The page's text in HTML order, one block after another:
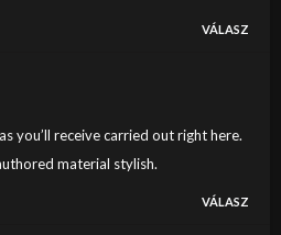
VÁLASZ
you’ll receive carried out right here.
material stylish.
VÁLASZ